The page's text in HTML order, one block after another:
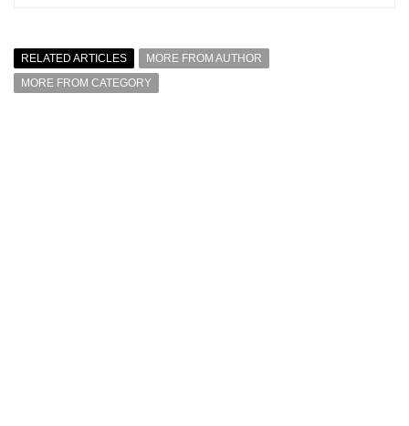
RELATED ARTICLES
MORE FROM AUTHOR
MORE FROM CATEGORY